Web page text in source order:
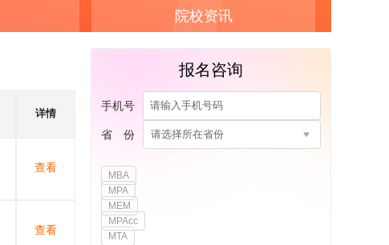
院校资讯
详情
查看
查看
报名咨询
手机号
省 份 请选择所在省份
MBA
MPA
MEM
MPAcc
MTA